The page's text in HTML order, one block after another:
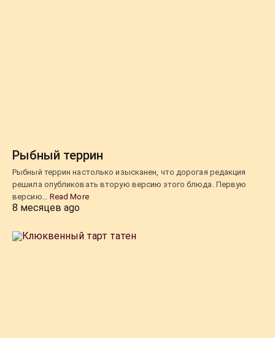
Рыбный террин
Рыбный террин настолько изысканен, что дорогая редакция
решила опубликовать вторую версию этого блюда. Первую
версию… Read More
8 месяцев ago